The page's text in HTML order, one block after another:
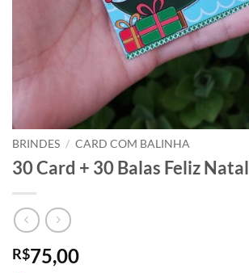
BRINDES / CARD COM BALINHA
30 Card + 30 Balas Feliz Natal
R$75,00